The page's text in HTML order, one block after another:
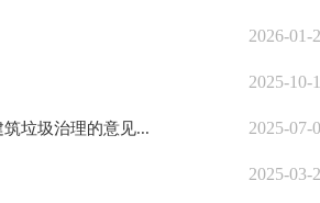
2026-01-
2025-10-
垃圾治理的意见... 2025-07-
2025-03-